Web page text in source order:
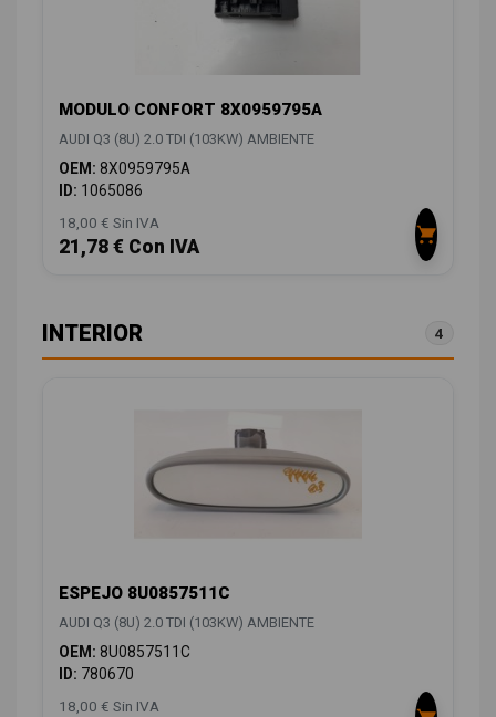
MODULO CONFORT 8X0959795A
AUDI Q3 (8U) 2.0 TDI (103KW) AMBIENTE
OEM: 8X0959795A
ID: 1065086
18,00 € Sin IVA
21,78 € Con IVA
INTERIOR 4
ESPEJO 8U0857511C
AUDI Q3 (8U) 2.0 TDI (103KW) AMBIENTE
OEM: 8U0857511C
ID: 780670
18,00 € Sin IVA